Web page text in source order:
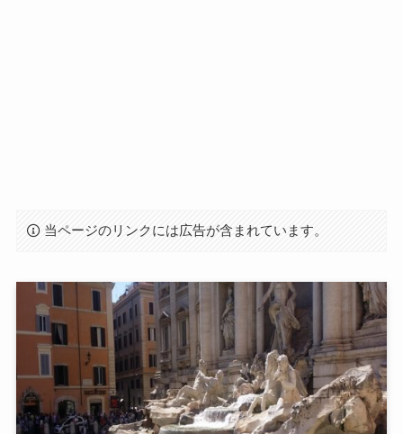
当ページのリンクには広告が含まれています。